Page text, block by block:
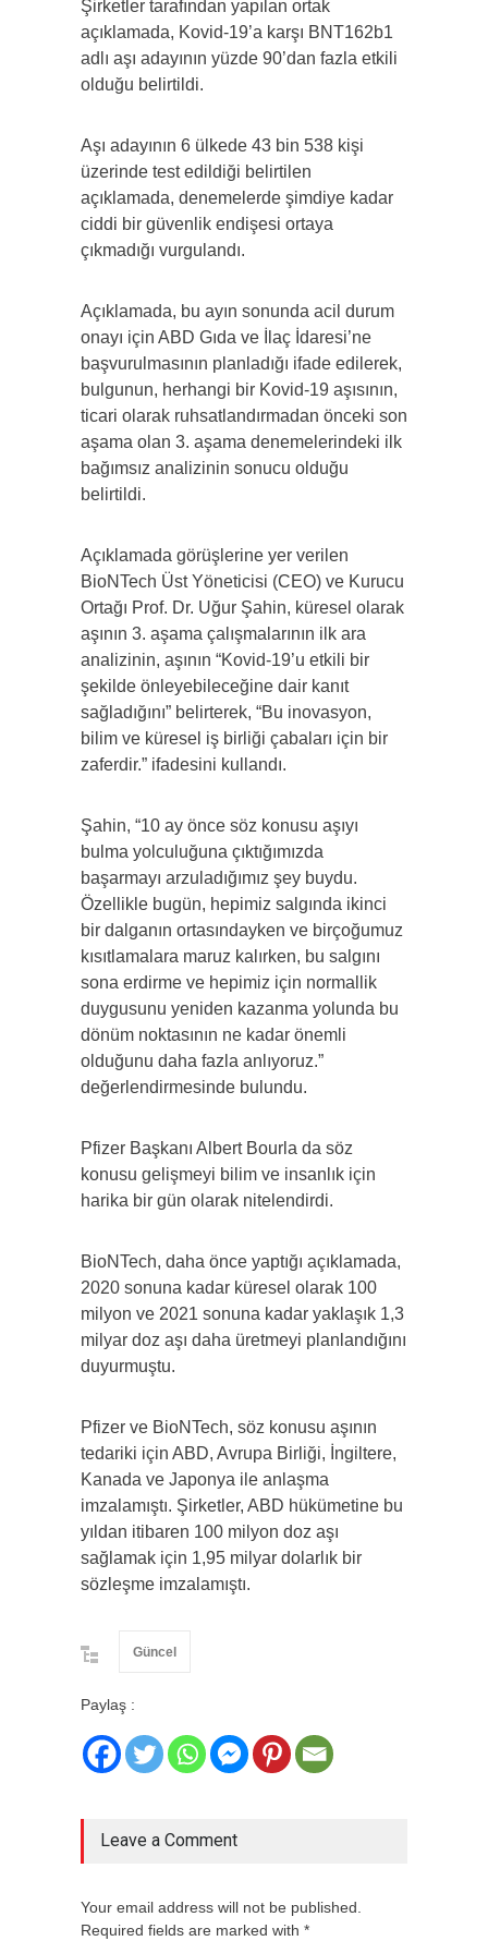
Şirketler tarafından yapılan ortak
açıklamada, Kovid-19’a karşı BNT162b1
adlı aşı adayının yüzde 90’dan fazla etkili
olduğu belirtildi.
Aşı adayının 6 ülkede 43 bin 538 kişi
üzerinde test edildiği belirtilen
açıklamada, denemelerde şimdiye kadar
ciddi bir güvenlik endişesi ortaya
çıkmadığı vurgulandı.
Açıklamada, bu ayın sonunda acil durum
onayı için ABD Gıda ve İlaç İdaresi’ne
başvurulmasının planladığı ifade edilerek,
bulgunun, herhangi bir Kovid-19 aşısının,
ticari olarak ruhsatlandırmadan önceki son
aşama olan 3. aşama denemelerindeki ilk
bağımsız analizinin sonucu olduğu
belirtildi.
Açıklamada görüşlerine yer verilen
BioNTech Üst Yöneticisi (CEO) ve Kurucu
Ortağı Prof. Dr. Uğur Şahin, küresel olarak
aşının 3. aşama çalışmalarının ilk ara
analizinin, aşının “Kovid-19’u etkili bir
şekilde önleyebileceğine dair kanıt
sağladığını” belirterek, “Bu inovasyon,
bilim ve küresel iş birliği çabaları için bir
zaferdir.” ifadesini kullandı.
Şahin, “10 ay önce söz konusu aşıyı
bulma yolculuğuna çıktığımızda
başarmayı arzuladığımız şey buydu.
Özellikle bugün, hepimiz salgında ikinci
bir dalganın ortasındayken ve birçoğumuz
kısıtlamalara maruz kalırken, bu salgını
sona erdirme ve hepimiz için normallik
duygusunu yeniden kazanma yolunda bu
dönüm noktasının ne kadar önemli
olduğunu daha fazla anlıyoruz.”
değerlendirmesinde bulundu.
Pfizer Başkanı Albert Bourla da söz
konusu gelişmeyi bilim ve insanlık için
harika bir gün olarak nitelendirdi.
BioNTech, daha önce yaptığı açıklamada,
2020 sonuna kadar küresel olarak 100
milyon ve 2021 sonuna kadar yaklaşık 1,3
milyar doz aşı daha üretmeyi planlandığını
duyurmuştu.
Pfizer ve BioNTech, söz konusu aşının
tedariki için ABD, Avrupa Birliği, İngiltere,
Kanada ve Japonya ile anlaşma
imzalamıştı. Şirketler, ABD hükümetine bu
yıldan itibaren 100 milyon doz aşı
sağlamak için 1,95 milyar dolarlık bir
sözleşme imzalamıştı.
Güncel
Paylaş :
Leave a Comment
Your email address will not be published.
Required fields are marked with *